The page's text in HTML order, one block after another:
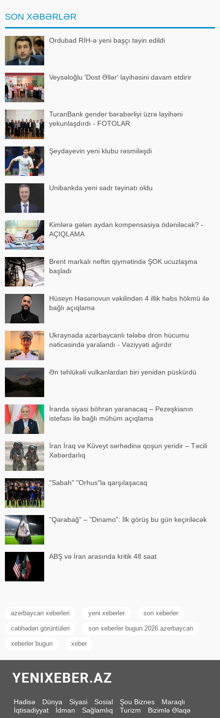
liderinin həlak olduğunu hələ
martın 9-da, ilk bombalamalarda
SON XƏBƏRLƏR
Ordubad RİH-ə yeni başçı təyin edildi
Veysəloğlu 'Dost Əllər' layihəsini davam etdirir
TuranBank gender bərabərliyi üzrə layihəni
yekunlaşdırdı - FOTOLAR
Şeydayevin yeni klubu rəsmiləşdi
Unibankda yeni sədr təyinatı oldu
Kimlərə gələn aydan kompensasiya ödəniləcək? -
AÇIQLAMA
Brent markalı neftin qiymətində ŞOK ucuzlaşma
başladı
Hüseyn Həsənovun vəkilindən 4 illik həbs hökmü ilə
bağlı açıqlama
Ukraynada azərbaycanlı tələbə dron hücumu
nəticəsində yaralandı - Vəziyyəti ağırdır
Ən təhlükəli vulkanlardan biri yenidən püskürdü
İranda siyasi böhran yaranacaq – Pezeşkianın
istefası ilə bağlı mühüm açıqlama
İran İraq və Küveyt sərhədinə qoşun yeridir – Təcili
Xəbərdarlıq
"Sabah" "Orhus"la qarşılaşacaq
"Qarabağ" – "Dinamo": İlk görüş bu gün keçiriləcək
ABŞ və İran arasında kritik 48 saat
azerbaycan xeberleri yeni xeberler son xeberler
cəbhədən görüntüleri son xeberler bugun 2026 azerbaycan
xeberler bugun xeber
Hadisə Dünya Siyasi Sosial Şou Biznes
Maraqlı
İqtisadiyyat
İdman Sağlamlıq Turizm Bizimlə Əlaqə